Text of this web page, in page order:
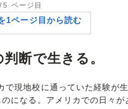
/5 ページ目
1ページ目から読む
断で生きる。
現地校に通っていた経験が
になる。アメリカでの日々が